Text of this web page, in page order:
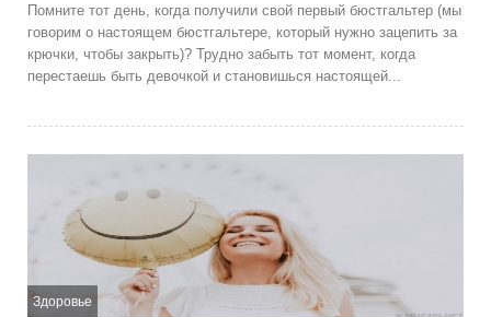
Помните тот день, когда получили свой первый бюстгальтер (мы
говорим о настоящем бюстгальтере, который нужно зацепить за
крючки, чтобы закрыть)? Трудно забыть тот момент, когда
перестаешь быть девочкой и становишься настоящей...
Здоровье